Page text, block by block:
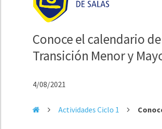
Conoce el calendario
Transición Menor y
4/08/2021
Actividades Ciclo 1